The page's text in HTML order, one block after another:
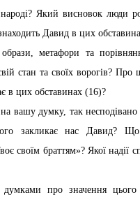
Який висновок люди
Давид в цих
метафори та
стан та своїх ворогів? Про
в цих обставинах (16)?
вашу думку, так несподівано
закликає нас Давид? Що
своїм браттям»? Якої надії
думками про значення